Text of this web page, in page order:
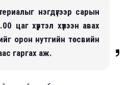
нэгдүгээр сарын
цаг хүртэл хүлээн авах
орон нутгийн төсвийн
гаргах аж.